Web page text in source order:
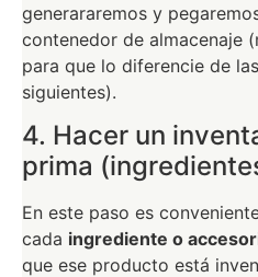
generararemos y
contenedor de almacenaje
para que lo diferencie de
siguientes).
4. Hacer un
prima
En este paso es
cada ingrediente o
que ese producto está